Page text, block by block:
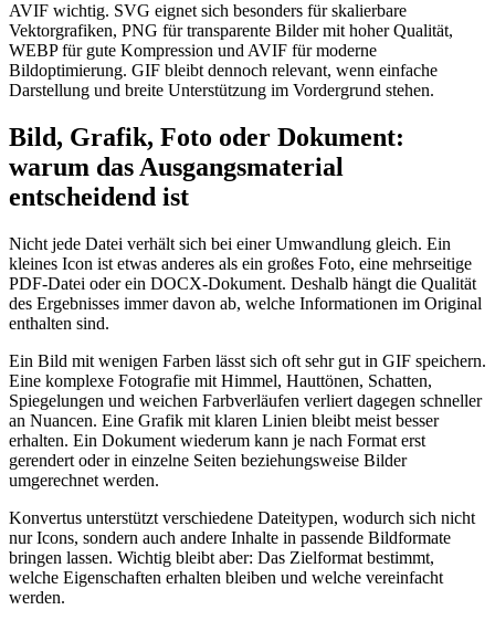
AVIF wichtig. SVG eignet sich besonders für skalierbare
Vektorgrafiken, PNG für transparente Bilder mit hoher Qualität,
WEBP für gute Kompression und AVIF für moderne
Bildoptimierung. GIF bleibt dennoch relevant, wenn einfache
Darstellung und breite Unterstützung im Vordergrund stehen.
Bild, Grafik, Foto oder Dokument:
warum das Ausgangsmaterial
entscheidend ist
Nicht jede Datei verhält sich bei einer Umwandlung gleich. Ein
kleines Icon ist etwas anderes als ein großes Foto, eine mehrseitige
PDF-Datei oder ein DOCX-Dokument. Deshalb hängt die Qualität
des Ergebnisses immer davon ab, welche Informationen im Original
enthalten sind.
Ein Bild mit wenigen Farben lässt sich oft sehr gut in GIF speichern.
Eine komplexe Fotografie mit Himmel, Hauttönen, Schatten,
Spiegelungen und weichen Farbverläufen verliert dagegen schneller
an Nuancen. Eine Grafik mit klaren Linien bleibt meist besser
erhalten. Ein Dokument wiederum kann je nach Format erst
gerendert oder in einzelne Seiten beziehungsweise Bilder
umgerechnet werden.
Konvertus unterstützt verschiedene Dateitypen, wodurch sich nicht
nur Icons, sondern auch andere Inhalte in passende Bildformate
bringen lassen. Wichtig bleibt aber: Das Zielformat bestimmt,
welche Eigenschaften erhalten bleiben und welche vereinfacht
werden.